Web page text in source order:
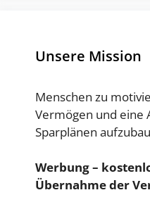
Unsere Mission
Menschen zu
Vermögen und eine
Sparplänen
Werbung –
Übernahme der